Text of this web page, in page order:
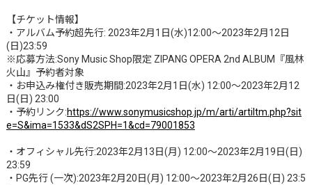
【チケット情報】
・アルバム予約超先行: 2023年2月1日(水)12:00〜2023年2月12日
(日)23:59
※応募方法:Sony Music Shop限定 ZIPANG OPERA 2nd ALBUM『風林
火山』予約者対象
・お申込み権付き販売期間:2023年2月1日(水) 12:00〜2023年2月12
日(日) 23:00
・予約リンク:https://www.sonymusicshop.jp/m/arti/artiItm.php?sit
e=S&ima=1533&dS2SPH=1&cd=79001853
・オフィシャル先行:2023年2月13日(月) 12:00〜2023年2月19日(日)
23:59
・PG先行 (一次):2023年2月20日(月) 12:00〜2023年2月26日(日) 23:5